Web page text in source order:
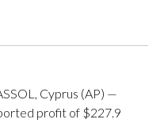
Cyprus (AP) —
profit of $227.9